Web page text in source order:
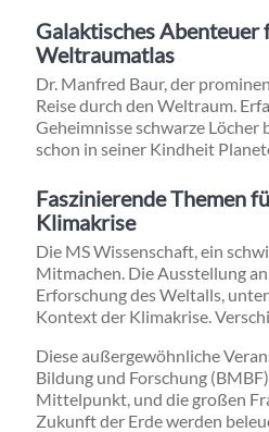
Galaktisches Abenteuer
Weltraumatlas
Dr. Manfred Baur, der
Reise durch den Weltraum.
Geheimnisse schwarze
schon in seiner Kindheit
Faszinierende Themen
Klimakrise
Die MS Wissenschaft, ein
Mitmachen. Die Ausstellung
Erforschung des Weltalls,
Kontext der Klimakrise.
Diese außergewöhnliche
Bildung und Forschung
Mittelpunkt, und die großen
Zukunft der Erde werden